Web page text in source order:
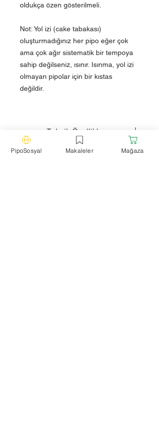
oldukça özen gösterilmeli.
Not: Yol izi (cake tabakası)
oluşturmadığınız her pipo eğer çok
ama çok ağır sistematik bir tempoya
sahip değilseniz, ısınır. Isınma, yol izi
olmayan pipolar için bir kıstas
değildir.
Teknik Özellikler
Model: Bilardo
PipoSosyal Makaleler Mağaza